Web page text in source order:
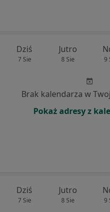
Dziś
7 Sie
Jutro
8 Sie 9
Brak kalendarza w
Pokaż adresy z
Dziś
7 Sie
Jutro
8 Sie 9